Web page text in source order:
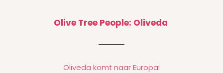
Olive Tree People: Oliveda
Oliveda komt naar Europa!